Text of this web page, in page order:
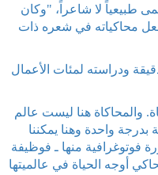
طبيعياً لا شاعراً، "وكان
محاكياته في شعره ذات
ودراسته لمئات الأعمال
والمحاكاة هنا ليست عالم
واحدة وهنا يمكننا
فوتوغرافية منها ـ فوظيفة
أوجه الحياة في عالميتها